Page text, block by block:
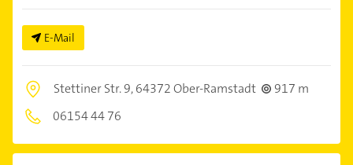
E-Mail
Stettiner Str. 9,64372 Ober-Ramstadt
917 m
06154 44 76